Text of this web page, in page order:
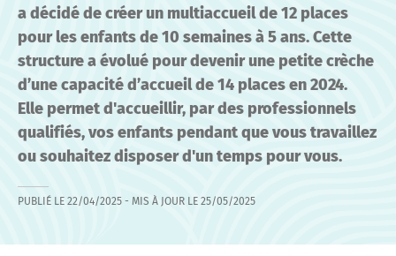
a décidé de créer un multiaccueil de 12 places
pour les enfants de 10 semaines à 5 ans. Cette
structure a évolué pour devenir une petite crèche
d’une capacité d’accueil de 14 places en 2024.
Elle permet d'accueillir, par des professionnels
qualifiés, vos enfants pendant que vous travaillez
ou souhaitez disposer d'un temps pour vous.
PUBLIÉ LE 22/04/2025 - MIS À JOUR LE 25/05/2025